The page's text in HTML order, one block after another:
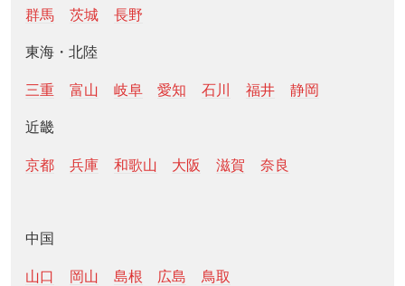
群馬
茨城 長野
東海・北陸
三重 富山 岐阜 愛知 石川 福井 静岡
近畿
京都 兵庫 和歌山 大阪 滋賀 奈良
中国
山口 岡山 島根 広島 鳥取